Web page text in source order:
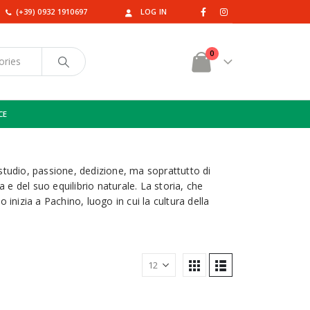
(+39) 0932 1910697 LOG IN
0
passione, dedizione, ma soprattutto di
del suo equilibrio naturale. La storia, che
inizia a Pachino, luogo in cui la cultura della